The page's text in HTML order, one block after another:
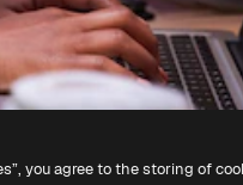
you agree to the storing of